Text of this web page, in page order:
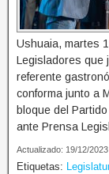
Ushuaia, martes
Legisladores que
referente
conforma junto a
bloque del
ante Prensa
Actualizado: 19/12/
Etiquetas: